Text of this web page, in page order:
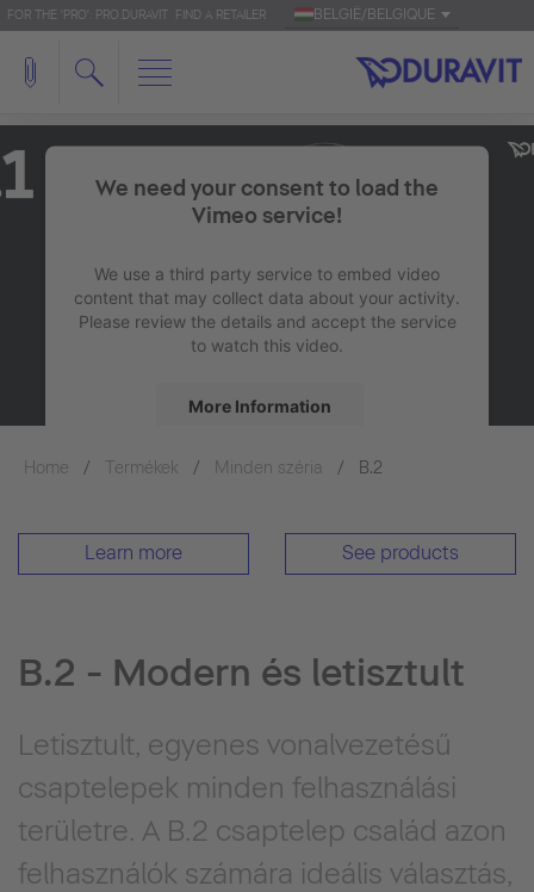
FOR THE 'PRO': PRO.DURAVIT FIND A RETAILER BELGIË/BELGIQUE
We need your consent to load the
Vimeo service!
We use a third party service to embed video
content that may collect data about your activity.
Please review the details and accept the service
to watch this video.
More Information
Accept
Home Termékek Minden széria B.2
Learn more See products
B.2 - Modern és letisztult
Letisztult, egyenes vonalvezetésű
csaptelepek minden felhasználási
területre. A B.2 csaptelep család azon
felhasználók számára ideális választás,